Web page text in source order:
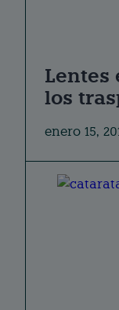
Lentes
los
enero 15,